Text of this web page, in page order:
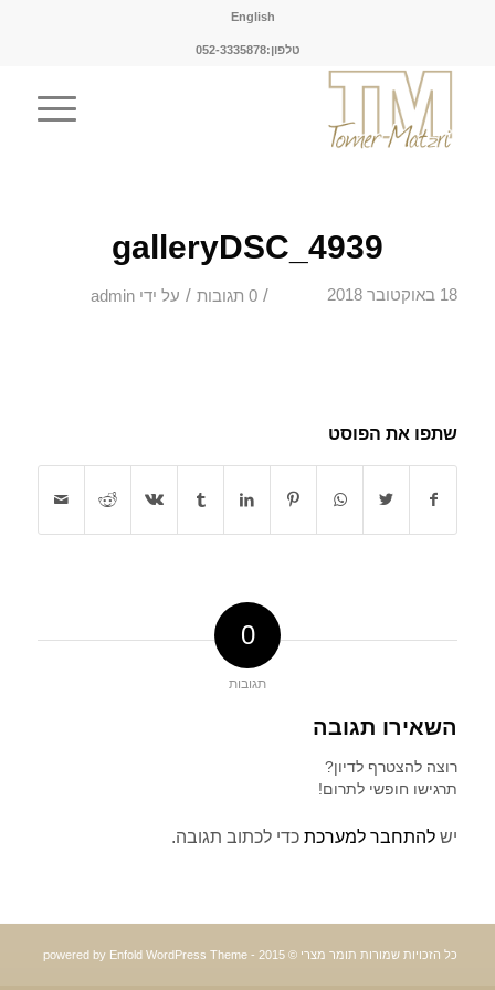
English
טלפון:052-3335878
galleryDSC_4939
18 באוקטובר 2018 / 0 תגובות / על ידי admin
שתפו את הפוסט
0
תגובות
השאירו תגובה
רוצה להצטרף לדיון?
תרגישו חופשי לתרום!
יש להתחבר למערכתכדי לכתוב תגובה.
כל הזכויות שמורות תומר מצרי © 2015 - powered by Enfold WordPress Theme